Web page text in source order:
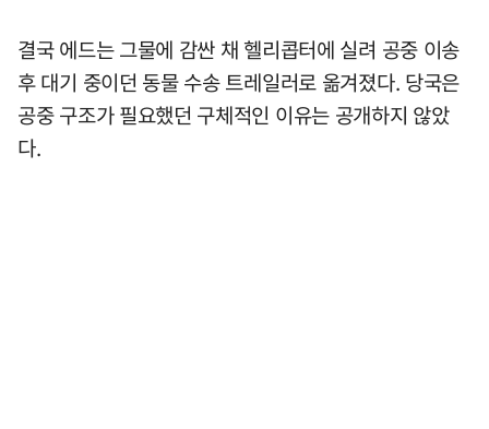
결국 에드는 그물에 감싼 채 헬리콥터에 실려 공중 이송
후 대기 중이던 동물 수송 트레일러로 옮겨졌다. 당국은
공중 구조가 필요했던 구체적인 이유는 공개하지 않았
다.